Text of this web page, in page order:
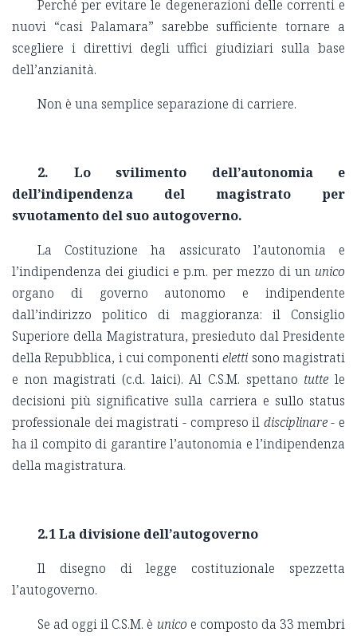
Perché per evitare le degenerazioni delle correnti e
nuovi “casi Palamara” sarebbe sufficiente tornare a
scegliere i direttivi degli uffici giudiziari sulla base
dell’anzianità.
Non è una semplice separazione di carriere.
2. Lo svilimento dell’autonomia e
dell’indipendenza del magistrato per
svuotamento del suo autogoverno.
La Costituzione ha assicurato l’autonomia e
l’indipendenza dei giudici e p.m. per mezzo di un unico
organo di governo autonomo e indipendente
dall’indirizzo politico di maggioranza: il Consiglio
Superiore della Magistratura, presieduto dal Presidente
della Repubblica, i cui componentieletti sono magistrati
e non magistrati (c.d. laici). Al C.S.M. spettano tutte le
decisioni più significative sulla carriera e sullo status
professionale dei magistrati - compreso il disciplinare- e
ha il compito di garantire l’autonomia e l’indipendenza
della magistratura.
2.1 La divisione dell’autogoverno
Il disegno di legge costituzionale spezzetta
l’autogoverno.
Se ad oggi il C.S.M. è unico e composto da 33 membri